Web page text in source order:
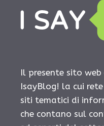
Il presente sito
IsayBlog! la cui
siti tematici di
che contano sul